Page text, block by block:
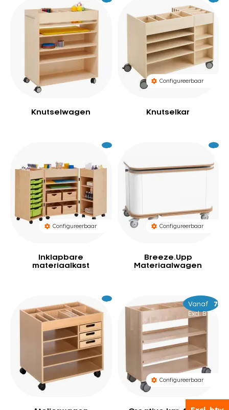
Knutselwagen
619
Excl.
Configureerbaar
Knutselkar
Excl.
BTW
Configureerbaar
Inklapbare
materiaalkast
1.265
Excl.
Configureerbaar
Breeze.Upp
Materiaalwagen
Excl.
989
Excl.
Configureerbaar
Vanaf 709
Excl. BTW